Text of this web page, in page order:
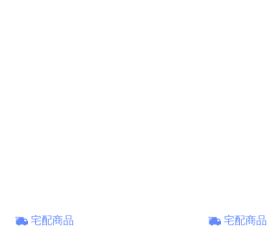
宅配商品 宅配商品